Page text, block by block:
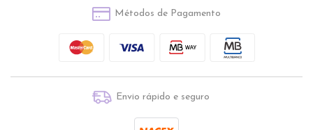
Métodos de Pagamento
Envio rápido e seguro